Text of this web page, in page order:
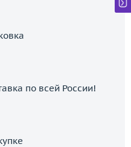
по всей России!